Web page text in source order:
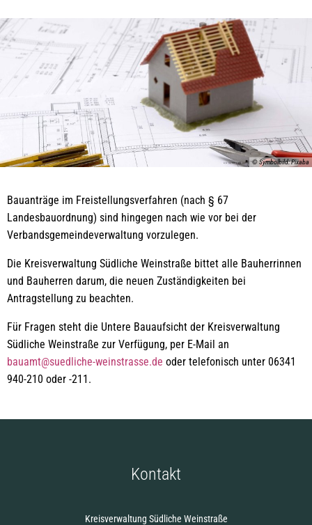
© Symbolbild: Pixaba
Bauanträge im Freistellungsverfahren (nach § 67
Landesbauordnung) sind hingegen nach wie vor bei der
Verbandsgemeindeverwaltung vorzulegen.
Die Kreisverwaltung Südliche Weinstraße bittet alle Bauherrinnen
und Bauherren darum, die neuen Zuständigkeiten bei
Antragstellung zu beachten.
Für Fragen steht die Untere Bauaufsicht der Kreisverwaltung
Südliche Weinstraße zur Verfügung, per E-Mail an
bauamt@suedliche-weinstrasse.de oder telefonisch unter 06341
940-210 oder -211.
Kontakt
Kreisverwaltung Südliche Weinstraße